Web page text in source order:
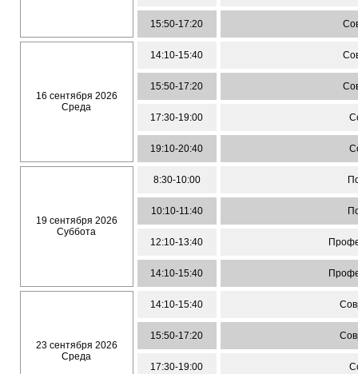
15:50-17:20
16 сентября 2026
Среда
14:10-15:40
15:50-17:20
17:30-19:00
19:10-20:40
19 сентября 2026
Суббота
8:30-10:00
10:10-11:40
12:10-13:40
14:10-15:40
23 сентября 2026
Среда
14:10-15:40
15:50-17:20
17:30-19:00